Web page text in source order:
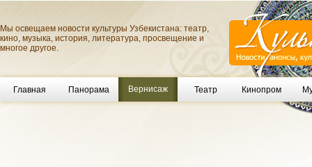
Мы освещаем новости культуры Узбекистана: театр,
кино, музыка, история, литература, просвещение и
многое другое.
Главная Панорама Вернисаж Театр Кинопром